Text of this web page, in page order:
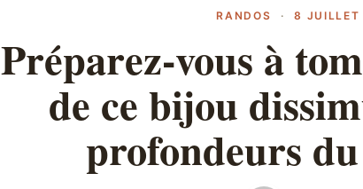
RANDOS · 8 JUILLET
Préparez-vous à
de ce bijou
profondeurs